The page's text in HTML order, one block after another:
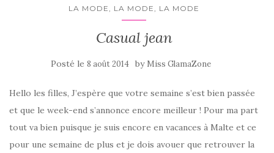
LA MODE, LA MODE, LA MODE
Casual jean
Posté le 8 août 2014 by Miss GlamaZone
Hello les filles, J’espère que votre semaine s’est bien passée
et que le week-end s’annonce encore meilleur ! Pour ma part
tout va bien puisque je suis encore en vacances à Malte et ce
pour une semaine de plus et je dois avouer que retrouver la